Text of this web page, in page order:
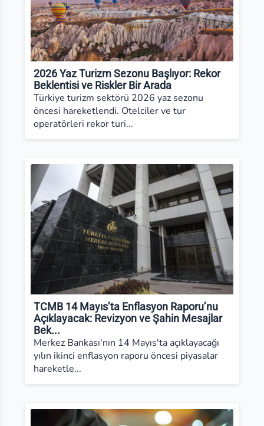
2026 Yaz Turizm Sezonu Başlıyor: Rekor
Beklentisi ve Riskler Bir Arada
Türkiye turizm sektörü 2026 yaz sezonu
öncesi hareketlendi. Otelciler ve tur
operatörleri rekor turi...
TCMB 14 Mayıs’ta Enflasyon Raporu’nu
Açıklayacak: Revizyon ve Şahin Mesajlar
Bek...
Merkez Bankası'nın 14 Mayıs'ta açıklayacağı
yılın ikinci enflasyon raporu öncesi piyasalar
hareketle...